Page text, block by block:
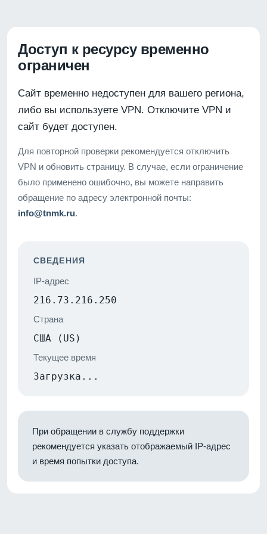
Доступ к ресурсу временно
ограничен
Сайт временно недоступен для вашего региона,
либо вы используете VPN. Отключите VPN и
сайт будет доступен.
Для повторной проверки рекомендуется отключить
VPN и обновить страницу. В случае, если ограничение
было применено ошибочно, вы можете направить
обращение по адресу электронной почты:
info@tnmk.ru.
СВЕДЕНИЯ
IP-адрес
216.73.216.250
Страна
США (US)
Текущее время
Загрузка...
При обращении в службу поддержки
рекомендуется указать отображаемый IP-адрес
и время попытки доступа.